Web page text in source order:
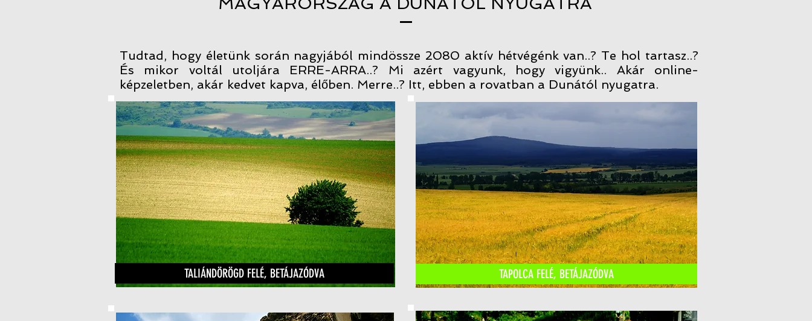
Tudtad, hogy életünk során nagyjából mindössze 2080 aktív hétvégénk van..? Te hol tartasz..?
És mikor voltál utoljára ERRE-ARRA..? Mi azért vagyunk, hogy vigyünk.. Akár online-
képzeletben, akár kedvet kapva, élőben. Merre..? Itt, ebben a rovatban a Dunától nyugatra.
TALIÁNDÖRÖGD FELÉ, BETÁJAZÓDVA TAPOLCA FELÉ, BETÁJAZÓDVA